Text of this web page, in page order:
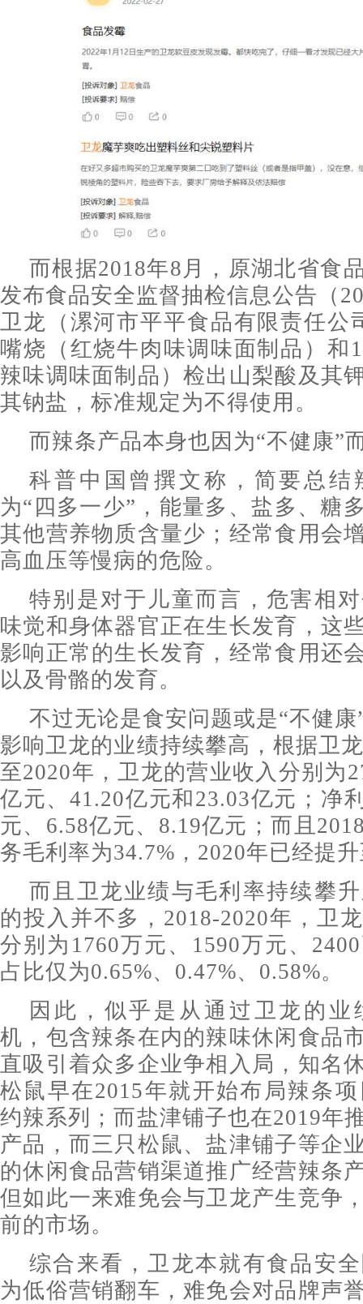
而根据2018年8月，原湖北省食
发布食品安全监督抽检信息公告（
卫龙（漯河市平平食品有限责任公
嘴烧（红烧牛肉味调味面制品）和
辣味调味面制品）检出山梨酸及其
其钠盐，标准规定为不得使用。
而辣条产品本身也因为“不健康”
科普中国曾撰文称，简要总结
为“四多一少”，能量多、盐多、糖
其他营养物质含量少；经常食用会
高血压等慢病的危险。
特别是对于儿童而言，危害相
味觉和身体器官正在生长发育，这
影响正常的生长发育，经常食用还
以及骨骼的发育。
不过无论是食安问题或是“不健
影响卫龙的业绩持续攀高，根据卫
至2020年，卫龙的营业收入分别为
亿元、41.20亿元和23.03亿元；净
元、6.58亿元、8.19亿元；而且
务毛利率为34.7%，2020年已经提
而且卫龙业绩与毛利率持续攀
的投入并不多，2018-2020年，卫
分别为1760万元、1590万元、
占比仅为0.65%、0.47%、0.58%。
因此，似乎是从通过卫龙的业
机，包含辣条在内的辣味休闲食品
直吸引着众多企业争相入局，知名
松鼠早在2015年就开始布局辣条
约辣系列；而盐津铺子也在2019年
产品，而三只松鼠、盐津铺子等企
的休闲食品营销渠道推广经营辣条
但如此一来难免会与卫龙产生竞争
前的市场。
综合来看，卫龙本就有食品安
为低俗营销翻车，难免会对品牌声